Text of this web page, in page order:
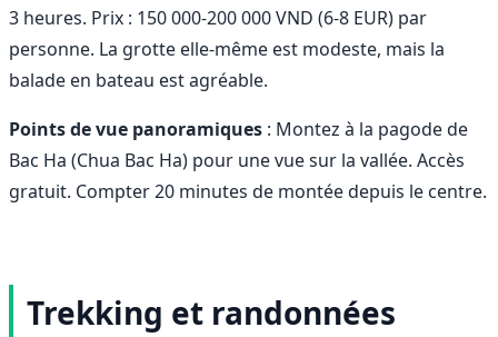
3 heures. Prix : 150 000-200 000 VND (6-8 EUR) par
personne. La grotte elle-même est modeste, mais la
balade en bateau est agréable.
Points de vue panoramiques : Montez à la pagode de
Bac Ha (Chua Bac Ha) pour une vue sur la vallée. Accès
gratuit. Compter 20 minutes de montée depuis le centre.
Trekking et randonnées